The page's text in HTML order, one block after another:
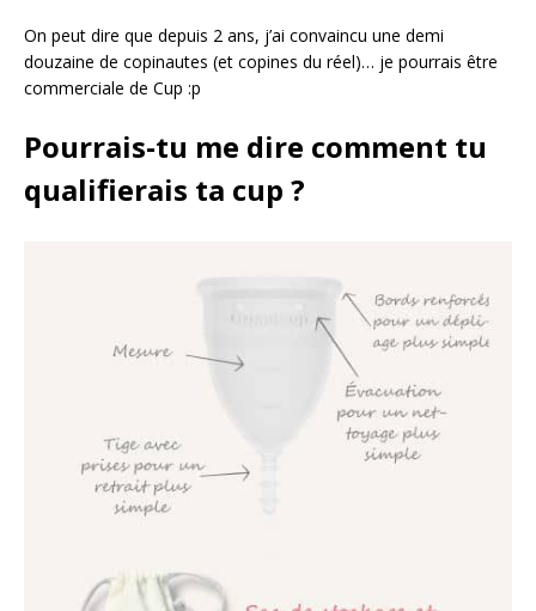
On peut dire que depuis 2 ans, j’ai convaincu une demi
douzaine de copinautes (et copines du réel)… je pourrais être
commerciale de Cup :p
Pourrais-tu me dire comment tu
qualifierais ta cup ?